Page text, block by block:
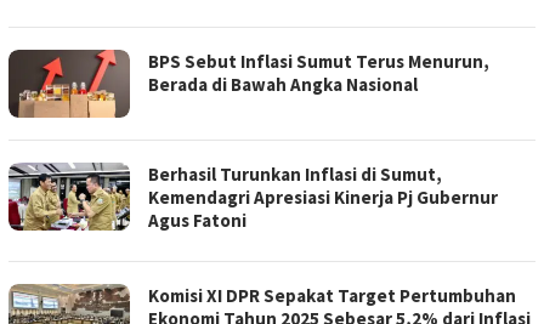
BPS Sebut Inflasi Sumut Terus Menurun,
Berada di Bawah Angka Nasional
Berhasil Turunkan Inflasi di Sumut,
Kemendagri Apresiasi Kinerja Pj Gubernur
Agus Fatoni
Komisi XI DPR Sepakat Target Pertumbuhan
Ekonomi Tahun 2025 Sebesar 5,2% dari Inflasi